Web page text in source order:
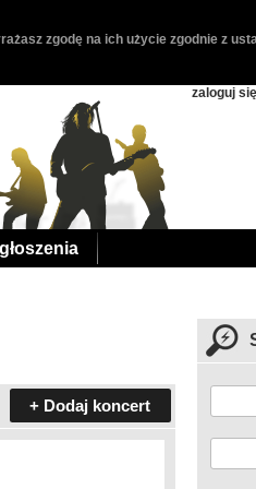
zgodę na ich użycie zgodnie z
zaloguj się
+ Dodaj koncert